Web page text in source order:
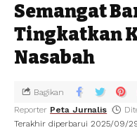
Semangat
Tingkatkan
Nasabah
Terakhir diperbarui 2025/09/
Reporter Peta Jurnalis
Bagikan